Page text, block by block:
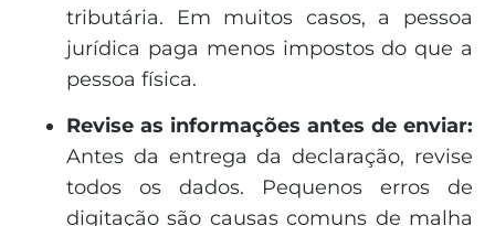
tributária. Em muitos casos, a pessoa
jurídica paga menos impostos do que a
pessoa física.
Revise as informações antes de enviar:
Antes da entrega da declaração, revise
todos os dados. Pequenos erros de
digitação são causas comuns de malha